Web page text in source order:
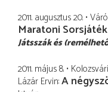
2011. augusztus 20.
Maratoni Sorsjáték
Játsszák és
2011. május 8.
Lázár Ervin A